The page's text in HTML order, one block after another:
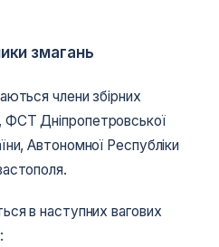
змагань
члени збірних
Дніпропетровської
Автономної Республіки
в наступних вагових